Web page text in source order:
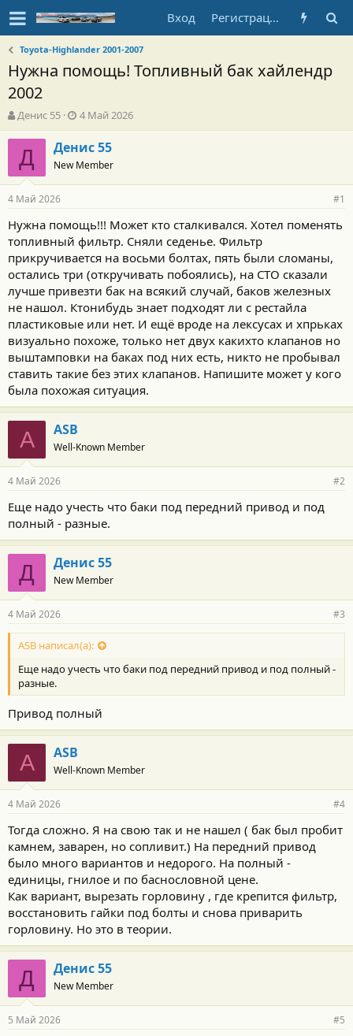
Вход Регистрация
Toyota-Highlander 2001-2007
Нужна помощь! Топливный бак хайлендр
2002
А
в
т
о
р
т
е
м
ы
Денис 55
Д
а
т
а
н
а
а
л
а
4 Май 2026
Д Денис 55
New Member
4 Май 2026 #1
Нужна помощь!!! Может кто сталкивался. Хотел поменять
топливный фильтр. Сняли седенье. Фильтр
прикручивается на восьми болтах, пять были сломаны,
остались три (откручивать побоялись), на СТО сказали
лучше привезти бак на всякий случай, баков железных
не нашол. Ктонибудь знает подходят ли с рестайла
пластиковые или нет. И ещё вроде на лексусах и хпрьках
визуально похоже, только нет двух какихто клапанов но
выштамповки на баках под них есть, никто не пробывал
ставить такие без этих клапанов. Напишите может у кого
была похожая ситуация.
A ASB
Well-Known Member
4 Май 2026 #2
Еще надо учесть что баки под передний привод и под
полный - разные.
Д Денис 55
New Member
4 Май 2026 #3
ASB написал(а):
Еще надо учесть что баки под передний привод и под полный -
разные.
Привод полный
A ASB
Well-Known Member
4 Май 2026 #4
Тогда сложно. Я на свою так и не нашел ( бак был пробит
камнем, заварен, но сопливит.) На передний привод
было много вариантов и недорого. На полный -
единицы, гнилое и по баснословной цене.
Как вариант, вырезать горловину , где крепится фильтр,
восстановить гайки под болты и снова приварить
горловину. Но это в теории.
Д Денис 55
New Member
5 Май 2026 #5